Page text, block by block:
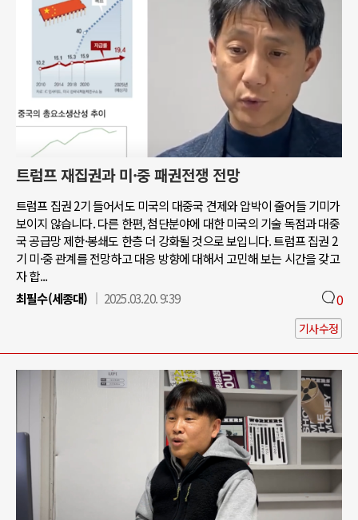
트럼프 재집권과 미·중 패권전쟁 전망
트럼프 집권 2기 들어서도 미국의 대중국 견제와 압박이 줄어들 기미가
보이지 않습니다. 다른 한편, 첨단분야에 대한 미국의 기술 독점과 대중
국 공급망 제한·봉쇄도 한층 더 강화될 것으로 보입니다. 트럼프 집권 2
기 미·중 관계를 전망하고 대응 방향에 대해서 고민해 보는 시간을 갖고
자 합...
최필수(세종대)
2025.03.20. 9:39 0
기사수정